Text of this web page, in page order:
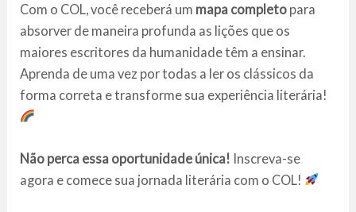
Com o COL, você receberá um mapa completo para
absorver de maneira profunda as lições que os
maiores escritores da humanidade têm a ensinar.
Aprenda de uma vez por todas a ler os clássicos da
forma correta e transforme sua experiência literária!
Não perca essa oportunidade única! Inscreva-se
agora e comece sua jornada literária com o COL!